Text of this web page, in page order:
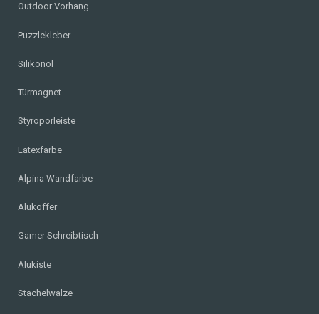
Outdoor Vorhang
Puzzlekleber
Silikonöl
Türmagnet
Styroporleiste
Latexfarbe
Alpina Wandfarbe
Alukoffer
Gamer Schreibtisch
Alukiste
Stachelwalze